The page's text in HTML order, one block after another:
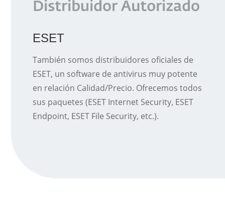
ESET
También somos distribuidores oficiales de
ESET, un software de antivirus muy potente
en relación Calidad/Precio. Ofrecemos todos
sus paquetes (ESET Internet Security, ESET
Endpoint, ESET File Security, etc.).